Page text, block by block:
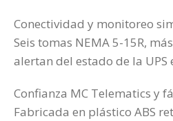
Conectividad y monitoreo
Seis tomas NEMA 5-15R,
alertan del estado de la
Confianza MC Telematics y
Fabricada en plástico ABS